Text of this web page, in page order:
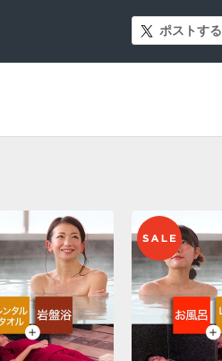
ポストする